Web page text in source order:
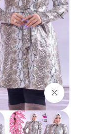
اضغط للتكبير